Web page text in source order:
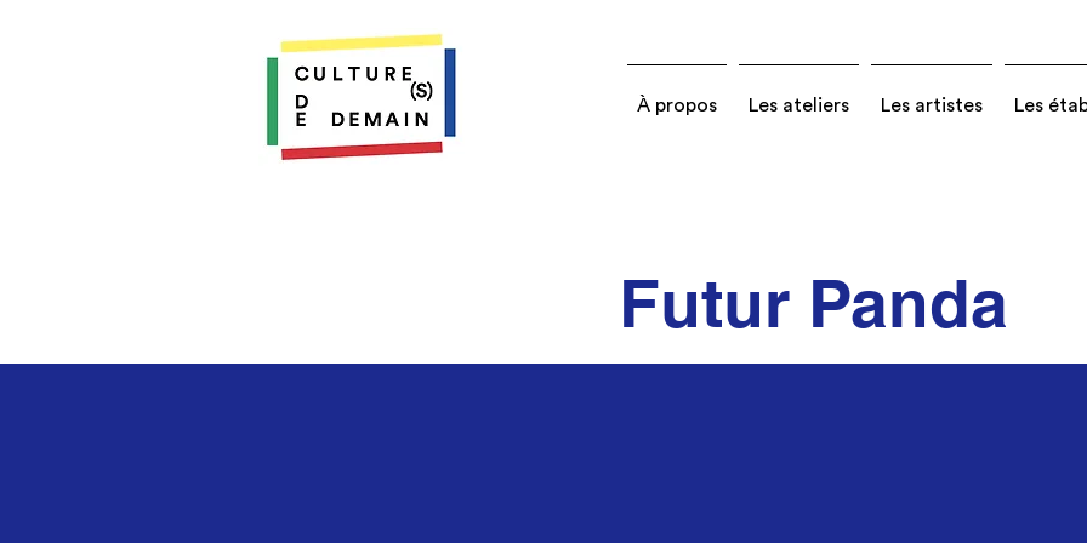
À propos Les ateliers Les artistes Les
Futur Panda